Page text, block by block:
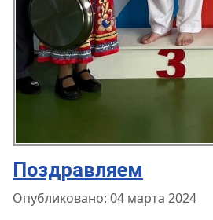
Поздравляем
Информация о материале
Опубликовано: 04 марта 2024